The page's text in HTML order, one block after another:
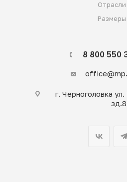
Отрасли
Размеры
8 800 550
г. Черноголовка
зд.8